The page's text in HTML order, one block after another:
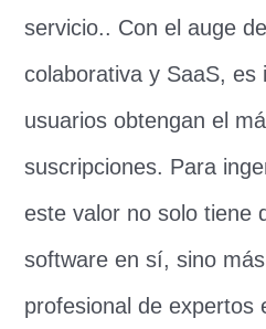
servicio.. Con el auge
colaborativa y SaaS, es
usuarios obtengan el
suscripciones. Para
este valor no solo tiene
software en sí, sino
profesional de expertos